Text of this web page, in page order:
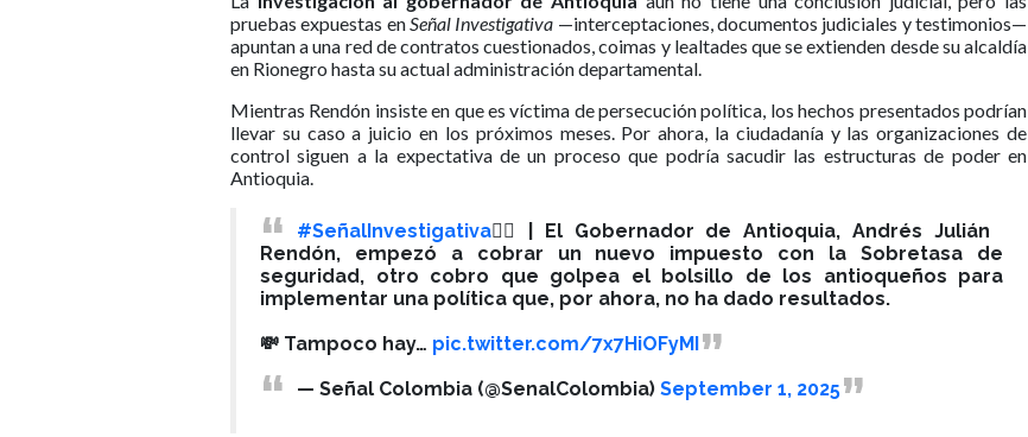
pruebas expuestas enSeñal Investigativa —interceptaciones, documentos judiciales y testimonios—
apuntan a una red de contratos cuestionados, coimas y lealtades que se extienden desde su alcaldía
en Rionegro hasta su actual administración departamental.
Mientras Rendón insiste en que es víctima de persecución política, los hechos presentados podrían
llevar su caso a juicio en los próximos meses. Por ahora, la ciudadanía y las organizaciones de
control siguen a la expectativa de un proceso que podría sacudir las estructuras de poder en
Antioquia.
#SeñalInvestigativa🕵️‍♂️| El Gobernador de Antioquia, Andrés Julián
Rendón, empezó a cobrar un nuevo impuesto con la Sobretasa de
seguridad, otro cobro que golpea el bolsillo de los antioqueños para
implementar una política que, por ahora, no ha dado resultados.
💸 Tampoco hay… pic.twitter.com/7x7HiOFyMI
— Señal Colombia (@SenalColombia) September 1, 2025